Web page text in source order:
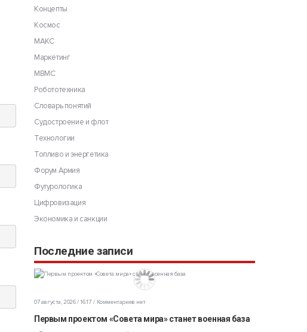
Концепты
Космос
МАКС
Маркетинг
МВМС
Робототехника
Словарь понятий
Судостроение и флот
Технологии
Топливо и энергетика
Форум Армия
Футурологика
Цифровизация
Экономика и санкции
Последние записи
07 августа, 2026 / 16:17 Комментариев нет
Первым проектом «Совета мира» станет военная база